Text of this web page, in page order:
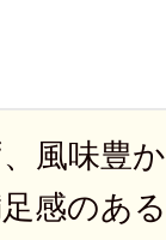
風味豊
感のあ